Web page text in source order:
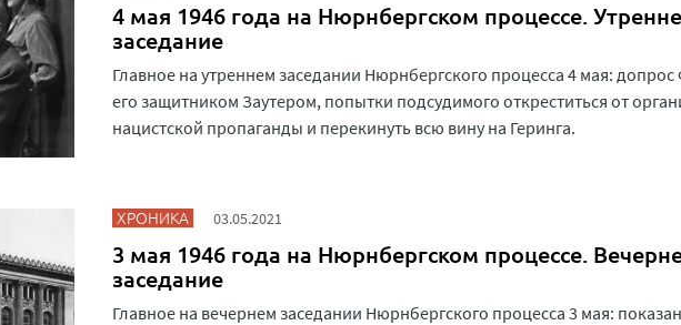
4 мая 1946 года на Нюрнбергском процессе.
заседание
Главное на утреннем заседании Нюрнбергского процесса 4 мая: допрос
его защитником Заутером, попытки подсудимого откреститься от
нацистской пропаганды и перекинуть всю вину на Геринга.
ХРОНИКА 03.05.2021
3 мая 1946 года на Нюрнбергском процессе.
заседание
Главное на вечернем заседании Нюрнбергского процесса 3 мая: